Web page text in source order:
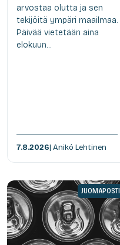
arvostaa olutta ja sen
tekijöitä ympäri maailmaa.
Päivää vietetään aina
elokuun...
7.8.2026| Anikó Lehtinen
JUOMAPOSTI